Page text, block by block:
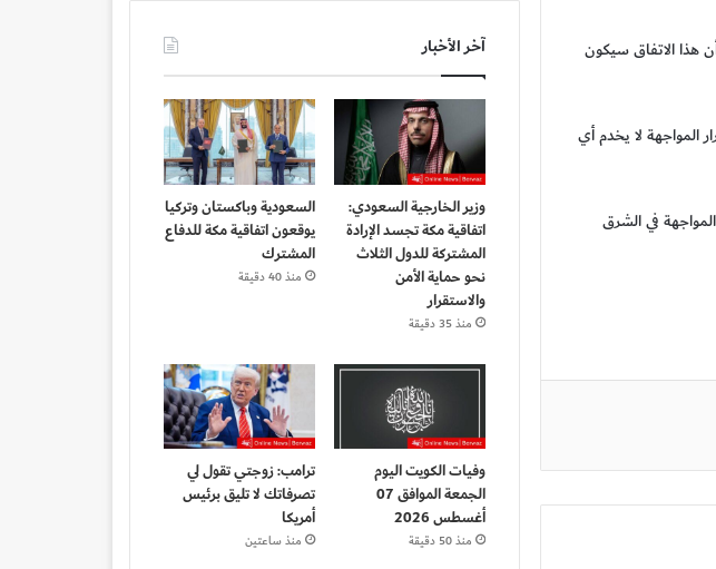
هذا الاتفاق سيكون
المواجهة لا يخدم أي
في الشرق
آخر الأخبار
وزير الخارجية السعودي:
اتفاقية مكة تجسد الإرادة
المشتركة للدول الثلاث
نحو حماية الأمن
والاستقرار
منذ 35 دقيقة
السعودية وباكستان وتركيا
يوقعون اتفاقية مكة للدفاع
المشترك
منذ 40 دقيقة
وفيات الكويت اليوم
الجمعة الموافق 07
أغسطس 2026
منذ 50 دقيقة
ترامب: زوجتي تقول لي
تصرفاتك لا تليق برئيس
أمريكا
منذ ساعتين